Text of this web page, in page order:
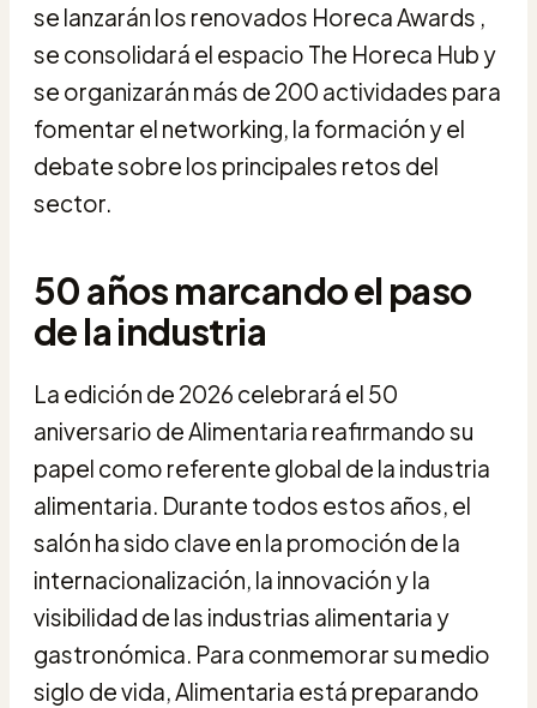
se lanzarán los renovados Horeca Awards ,
se consolidará el espacio The Horeca Hub y
se organizarán más de 200 actividades para
fomentar el networking, la formación y el
debate sobre los principales retos del
sector.
50 años marcando el paso
de la industria
La edición de 2026 celebrará el 50
aniversario de Alimentaria reafirmando su
papel como referente global de la industria
alimentaria. Durante todos estos años, el
salón ha sido clave en la promoción de la
internacionalización, la innovación y la
visibilidad de las industrias alimentaria y
gastronómica. Para conmemorar su medio
siglo de vida, Alimentaria está preparando